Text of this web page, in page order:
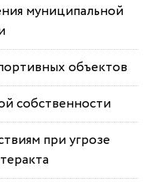
муниципальной
объектов
собственности
при угрозе